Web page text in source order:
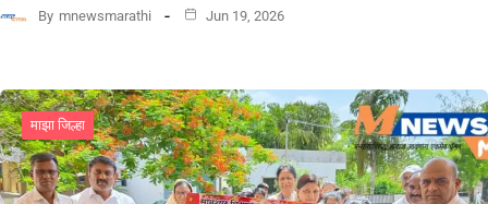
By mnewsmarathi Jun 19, 2026
माझा जिल्हा